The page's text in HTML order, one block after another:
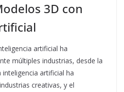
3D con
artificial ha
múltiples industrias, desde la
artificial ha
creativas, y el